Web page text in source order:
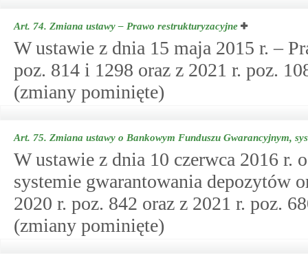
Art. 74. Zmiana ustawy – Prawo restrukturyzacyjne
W ustawie z dnia 15 maja 2015 r. –
poz. 814 i 1298 oraz z 2021 r. poz.
(zmiany pominięte)
Art. 75. Zmiana ustawy o Bankowym Funduszu Gwarancyjnym,
W ustawie z dnia 10 czerwca 2016 r.
systemie gwarantowania depozytów
2020 r. poz. 842 oraz z 2021 r. poz.
(zmiany pominięte)